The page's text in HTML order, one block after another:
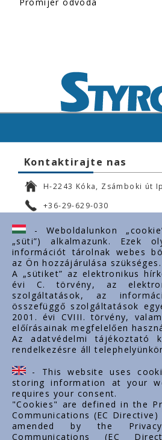
Kontaktirajte nas
H-2243 Kóka, Zsámboki út
+36-29-629-030
ertekesites@styron.hu
export@styron.hu
www.styron.hu
Važni linkovi
O nama
Dokumenti
Kontakt
Karijera
- Weboldalunkon
„süti”) alkalmazunk. Ezek
információt tárolnak webes
az Ön hozzájárulása szükséges.
A „sütiket” az elektronikus
évi C. törvény, az
szolgáltatások, az
összefüggő szolgáltatások
2001. évi CVIII. törvény,
előírásainak megfelelően
Az adatvédelmi tájékoztató
rendelkezésre áll
- This website uses
storing information at your
requires your consent.
"Cookies" are defined in the
Communications (EC
amended by the
Communications (EC